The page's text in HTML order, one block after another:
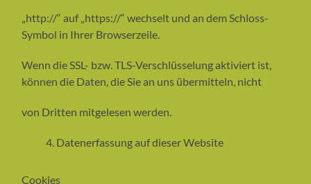
„http://“ auf „https://“ wechselt und an dem Schloss-
Symbol in Ihrer Browserzeile.
Wenn die SSL- bzw. TLS-Verschlüsselung aktiviert ist,
können die Daten, die Sie an uns übermitteln, nicht
von Dritten mitgelesen werden.
Datenerfassung auf dieser Website
Cookies